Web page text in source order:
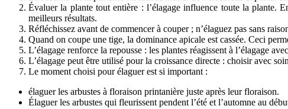
Évaluer la plante tout entière : l’élagage influence toute la plante.
meilleurs résultats.
Réfléchissez avant de commencer à couper ; n’élaguez pas sans
Quand on coupe une tige, la dominance apicale est cassée. Ceci
L’élagage renforce la repousse : les plantes réagissent à l’élagage
L’élagage peut être utilisé pour la croissance directe : choisir avec
Le moment choisi pour élaguer est si important :
élaguer les arbustes à floraison printanière juste après leur floraison.
Élaguer les arbustes qui fleurissent pendent l’été et l’automne au